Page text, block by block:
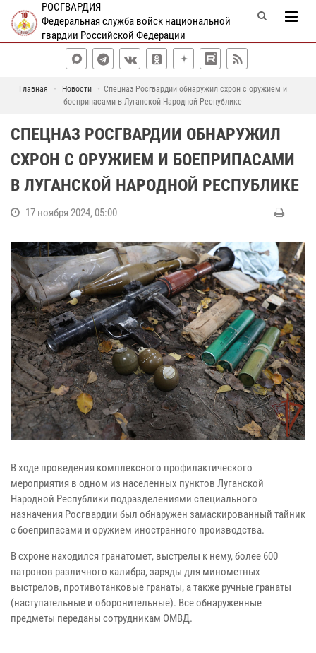
РОСГВАРДИЯ
Федеральная служба войск национальной
гвардии Российской Федерации
Главная Новости
Спецназ Росгвардии обнаружил схрон с оружием и
боеприпасами в Луганской Народной Республике
СПЕЦНАЗ РОСГВАРДИИ ОБНАРУЖИЛ
СХРОН С ОРУЖИЕМ И БОЕПРИПАСАМИ
В ЛУГАНСКОЙ НАРОДНОЙ РЕСПУБЛИКЕ
17 ноября 2024, 05:00
В ходе проведения комплексного профилактического
мероприятия в одном из населенных пунктов Луганской
Народной Республики подразделениями специального
назначения Росгвардии был обнаружен замаскированный тайник
с боеприпасами и оружием иностранного производства.
В схроне находился гранатомет, выстрелы к нему, более 600
патронов различного калибра, заряды для минометных
выстрелов, противотанковые гранаты, а также ручные гранаты
(наступательные и оборонительные). Все обнаруженные
предметы переданы сотрудникам ОМВД.